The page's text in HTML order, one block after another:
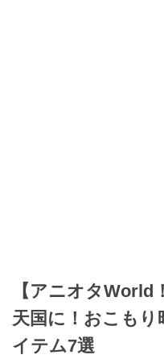
【アニオタWorld
天国に！おこも
イテム7選